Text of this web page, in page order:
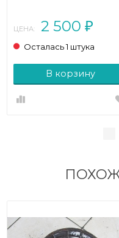
ЦЕНА: 2 500 ₽
Осталась 1 штука
В корзину